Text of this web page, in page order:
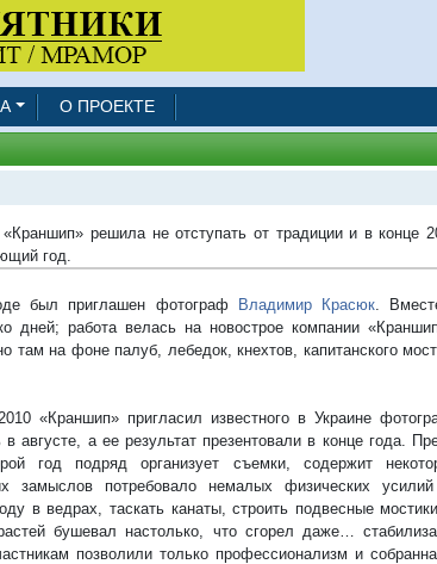
О ПРОЕКТЕ
решила не отступать от традиции и в конце
год.
был приглашен фотограф Владимир Красюк.
дней; работа велась на новострое компании
там на фоне палуб, лебедок, кнехтов, капитанского
«Краншип» пригласил известного в Украине
августе, а ее результат презентовали в конце года.
год подряд организует съемки, содержит
замыслов потребовало немалых физических
в ведрах, таскать канаты, строить подвесные
бушевал настолько, что сгорел даже…
позволили только профессионализм и